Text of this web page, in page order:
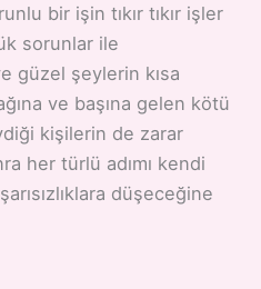
bir işin tıkır tıkır işler
sorunlar ile
güzel şeylerin kısa
ve başına gelen kötü
kişilerin de zarar
her türlü adımı kendi
düşeceğine